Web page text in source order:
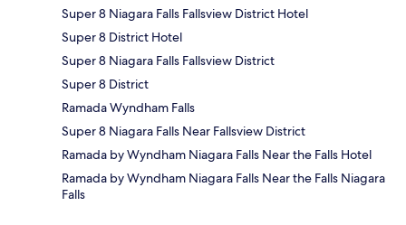
Super 8 Niagara Falls Fallsview District Hotel
Super 8 District Hotel
Super 8 Niagara Falls Fallsview District
Super 8 District
Ramada Wyndham Falls
Super 8 Niagara Falls Near Fallsview District
Ramada by Wyndham Niagara Falls Near the Falls Hotel
Ramada by Wyndham Niagara Falls Near the Falls Niagara
Falls